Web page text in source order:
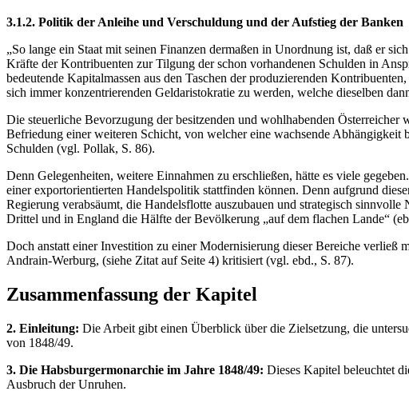
3.1.2. Politik der Anleihe und Verschuldung und der Aufstieg der Banken
„So lange ein Staat mit seinen Finanzen dermaßen in Unordnung ist, daß er
Kräfte der Kontribuenten zur Tilgung der schon vorhandenen Schulden in
bedeutende Kapitalmassen aus den Taschen der produzierenden
sich immer konzentrierenden Geldaristokratie zu werden, welche dieselben
Die steuerliche Bevorzugung der besitzenden und wohlhabenden
Befriedung einer weiteren Schicht, von welcher eine wachsende Abhängigkeit
Schulden (vgl. Pollak, S. 86).
Denn Gelegenheiten, weitere Einnahmen zu erschließen, hätte es viele
einer exportorientierten Handelspolitik stattfinden können. Denn aufgrund
Regierung verabsäumt, die Handelsflotte auszubauen und strategisch
Drittel und in England die Hälfte der Bevölkerung „auf dem flachen Lande“
Doch anstatt einer Investition zu einer Modernisierung dieser Bereiche verließ
Andrain-Werburg, (siehe Zitat auf Seite 4) kritisiert (vgl. ebd., S. 87).
Zusammenfassung der Kapitel
2. Einleitung: Die Arbeit gibt einen Überblick über die Zielsetzung, die
von 1848/49.
3. Die Habsburgermonarchie im Jahre 1848/49: Dieses Kapitel beleuchtet
Ausbruch der Unruhen.